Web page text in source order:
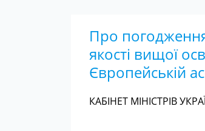
Про
якості вищої
Європейській
КАБІНЕТ МІНІСТРІВ